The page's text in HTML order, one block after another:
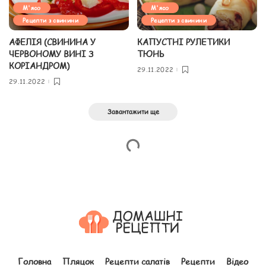
М'ясо
Рецепти з свинини
АФЕЛІЯ (СВИНИНА У
ЧЕРВОНОМУ ВИНІ З
КОРІАНДРОМ)
29.11.2022
М'ясо
Рецепти з свинини
КАПУСТНІ РУЛЕТИКИ
ТЮНЬ
29.11.2022
Завантажити ще
Головна Пляцок Рецепти салатів Рецепти Відео